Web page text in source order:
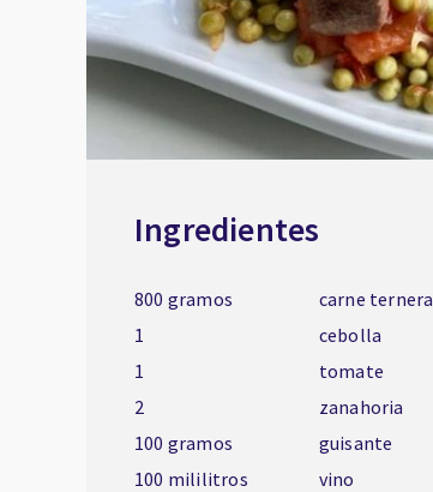
Ingredientes
800 gramos
carne ternera
1
cebolla
1
tomate
2
zanahoria
100 gramos
guisante
100 mililitros
vino